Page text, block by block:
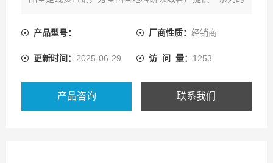
产品型号：
厂商性质： 经销商
更新时间： 2025-06-29 访 问 量： 1253
产品咨询 联系我们